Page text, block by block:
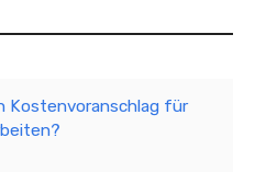
Kostenvoranschlag für